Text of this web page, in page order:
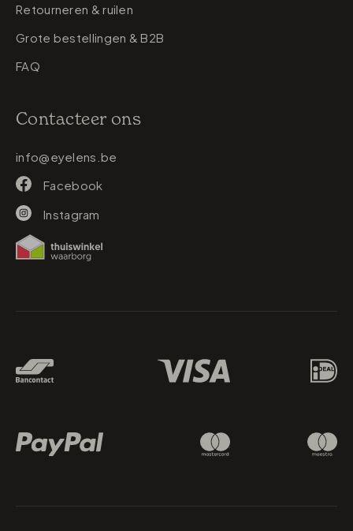
Retourneren & ruilen
Grote bestellingen & B2B
FAQ
Contacteer ons
info@eyelens.be
Facebook
Instagram